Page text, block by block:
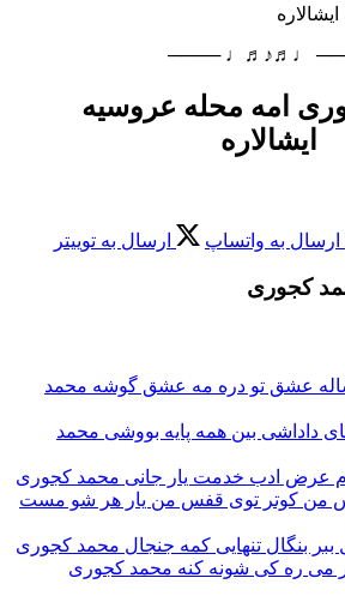
──── ♩♬♪♬♩
امه محله عروسیه
ایشالاره
ارسال به واتساپ ارسال به توییتر
کجوری
ساله عشق تو دره مه عشق گوشه محمد
داداشی بین همه پایه بووشی محمد
عرض ادب خدمت یار جانی محمد کجوری
من کوتر توی قفس من یار هر شو مست
ببر بنگال تنهایی کمه جنجال محمد کجوری
می ره کی شونه کنه محمد کجوری